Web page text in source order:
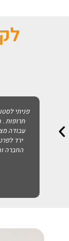
פניתי
תרופות
עבודה
ירד
החברה